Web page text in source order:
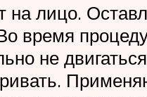
на лицо.
время
не